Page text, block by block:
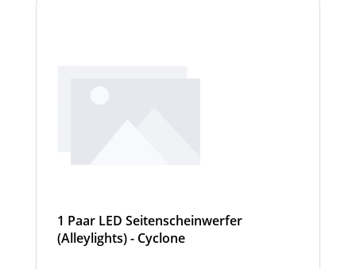
1 Paar LED Seitenscheinwerfer
(Alleylights) - Cyclone